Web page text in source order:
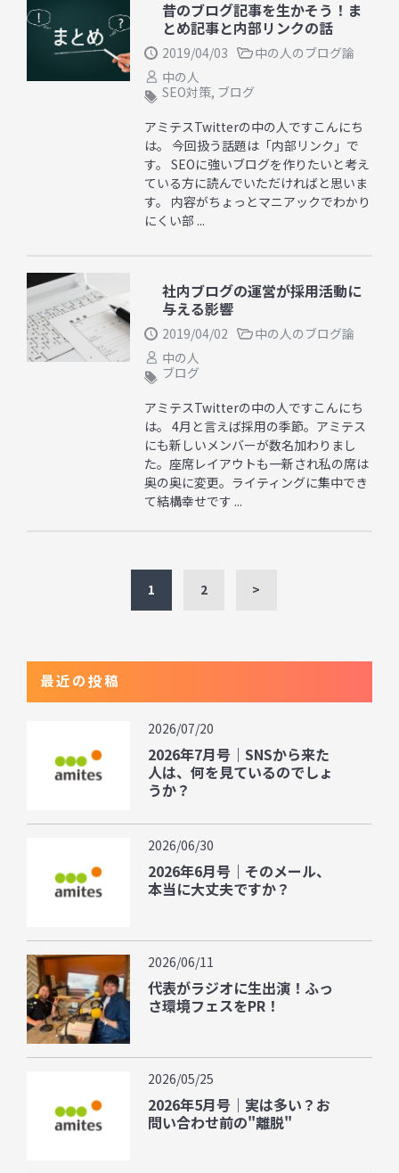
昔のブログ記事を生かそう！ま
とめ記事と内部リンクの話
2019/04/03
中の人のブログ論
中の人
SEO対策, ブログ
アミテスTwitterの中の人ですこんにち
は。 今回扱う話題は「内部リンク」で
す。 SEOに強いブログを作りたいと考え
ている方に読んでいただければと思いま
す。 内容がちょっとマニアックでわかり
にくい部 ...
社内ブログの運営が採用活動に
与える影響
2019/04/02
中の人のブログ論
中の人
ブログ
アミテスTwitterの中の人ですこんにち
は。 4月と言えば採用の季節。アミテス
にも新しいメンバーが数名加わりまし
た。座席レイアウトも一新され私の席は
奥の奥に変更。ライティングに集中でき
て結構幸せです ...
1 2 >
最近の投稿
2026/07/20
2026年7月号｜SNSから来た
人は、何を見ているのでしょ
うか？
2026/06/30
2026年6月号｜そのメール、
本当に大丈夫ですか？
2026/06/11
代表がラジオに生出演！ふっ
さ環境フェスをPR！
2026/05/25
2026年5月号｜実は多い？お
問い合わせ前の"離脱"